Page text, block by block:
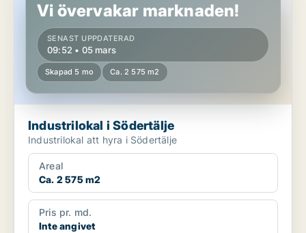
Vi övervakar marknaden!
SENAST UPPDATERAD
09:52 • 05 mars
Skapad 5 mo Ca. 2 575 m2
Industrilokal i Södertälje
Industrilokal att hyra i Södertälje
Areal
Ca. 2 575 m2
Pris pr. md.
Inte angivet